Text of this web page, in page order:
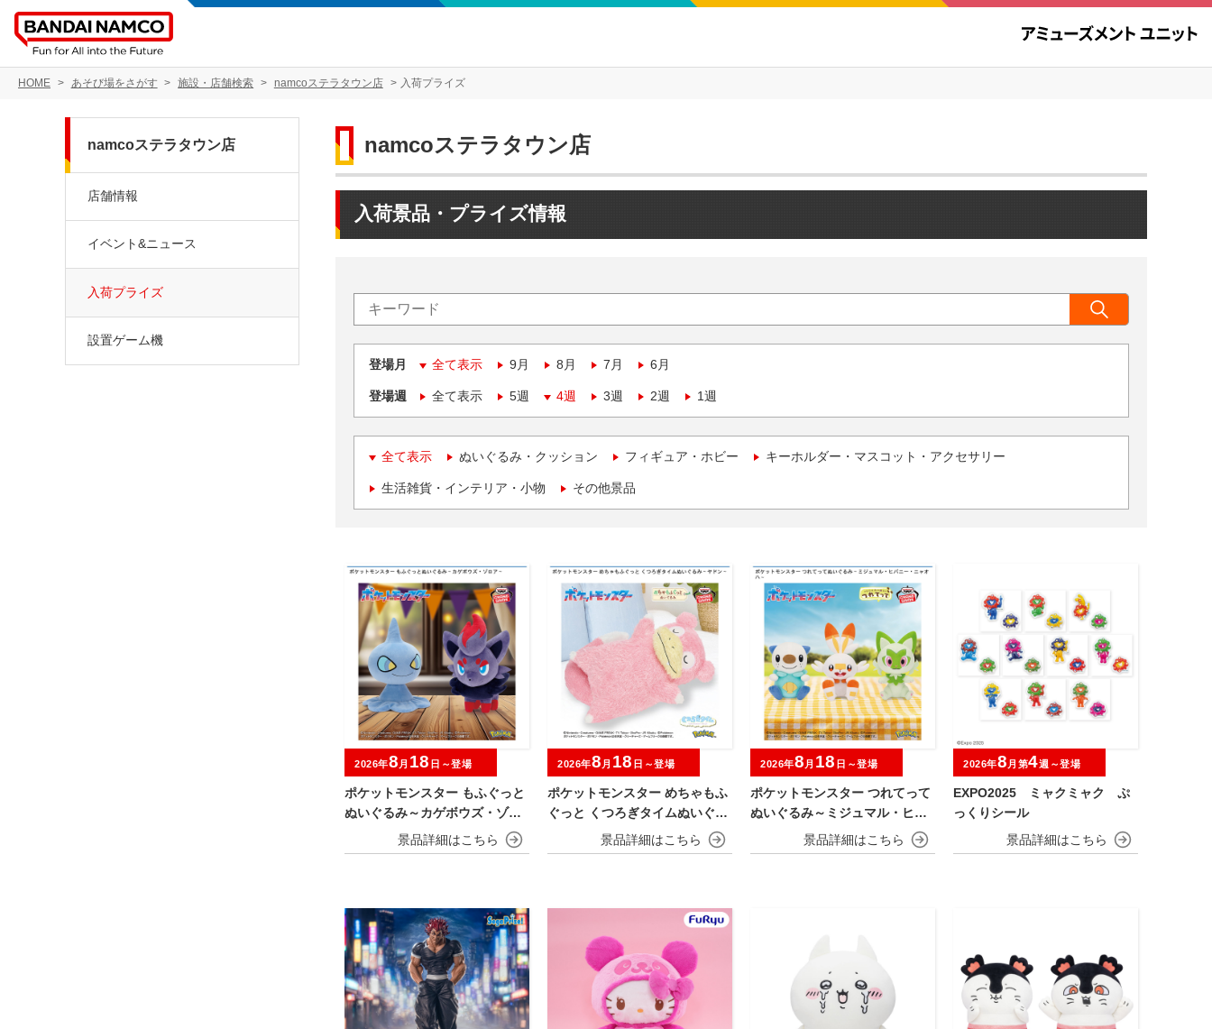
HOME あそび場をさがす 施設・店舗検索 namcoステラタウン店 入荷プライズ
namcoステラタウン店
入荷景品・プライズ情報
登場月 全て表示 9月 8月 7月 6月
登場週 全て表示 5週 4週 3週 2週 1週
全て表示 ぬいぐるみ・クッション フィギュア・ホビー キーホルダー・マスコット・アクセサリー
生活雑貨・インテリア・小物 その他景品
ポケットモンスター もふぐっと
ぬいぐるみ～カゲボウズ・ゾロ
2026年8 月 18 日～登場
ポケットモンスター めちゃもふ
ぐっと くつろぎタイムぬいぐる
み～ヤドン～
2026年8 月 18 日～登場
ポケットモンスター つれてって
ぬいぐるみ～ミジュマル・ヒバ
ニー・ニャオハ～
2026年8 月 18 日～登場
EXPO2025 ミャクミャク ぷ
っくりシール
2026年8 月第4週～登場
namcoステラタウン店
店舗情報
イベント&ニュース
入荷プライズ
設置ゲーム機